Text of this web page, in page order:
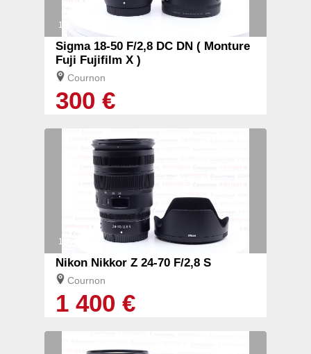
1/3
Sigma 18-50 F/2,8 DC DN ( Monture
Fuji Fujifilm X )
Cournon
300 €
1/3
Nikon Nikkor Z 24-70 F/2,8 S
Cournon
1 400 €